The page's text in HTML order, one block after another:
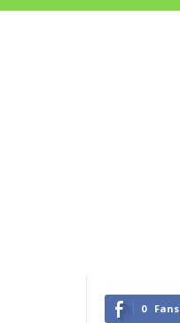
0 Fans